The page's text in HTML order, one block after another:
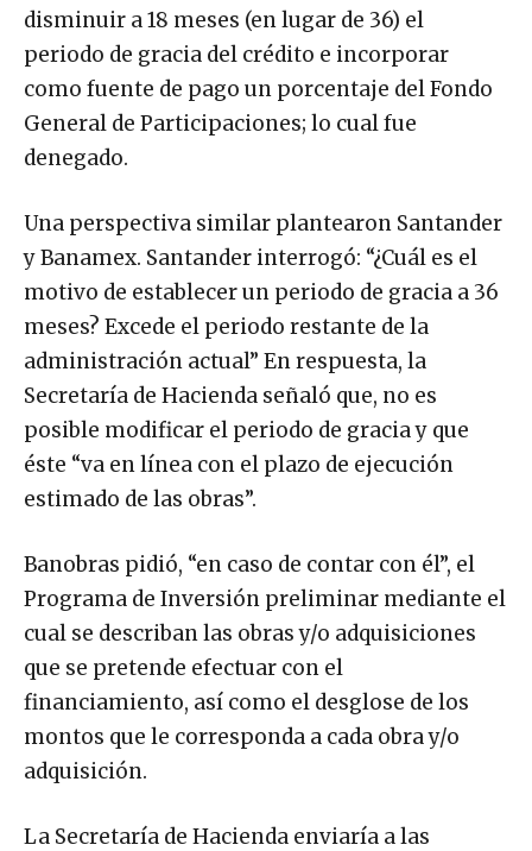
disminuir a 18 meses (en lugar de 36) el
periodo de gracia del crédito e incorporar
como fuente de pago un porcentaje del Fondo
General de Participaciones; lo cual fue
denegado.
Una perspectiva similar plantearon Santander
y Banamex. Santander interrogó: “¿Cuál es el
motivo de establecer un periodo de gracia a 36
meses? Excede el periodo restante de la
administración actual” En respuesta, la
Secretaría de Hacienda señaló que, no es
posible modificar el periodo de gracia y que
éste “va en línea con el plazo de ejecución
estimado de las obras”.
Banobras pidió, “en caso de contar con él”, el
Programa de Inversión preliminar mediante el
cual se describan las obras y/o adquisiciones
que se pretende efectuar con el
financiamiento, así como el desglose de los
montos que le corresponda a cada obra y/o
adquisición.
La Secretaría de Hacienda enviaría a las